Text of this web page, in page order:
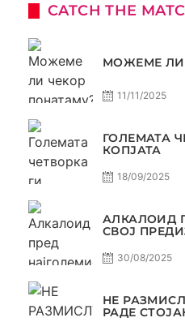
CATCH THE
МОЖЕМЕ ЛИ
11/11/2025
ГОЛЕМАТА
КОПЈАТА
18/09/2025
АЛКАЛОИД
СВОЈ
30/08/2025
НЕ
РАДЕ